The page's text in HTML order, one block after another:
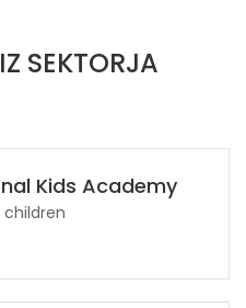
SEKTORJA
Kids Academy